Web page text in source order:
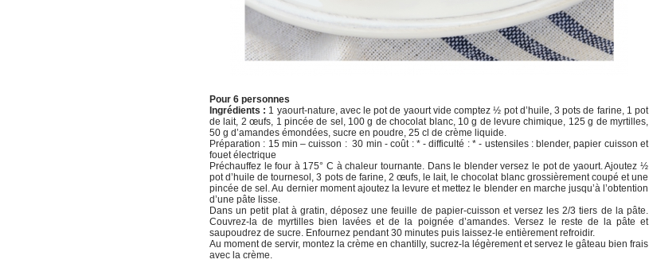
Pour 6 personnes
Ingrédients : 1 yaourt-nature, avec le pot de yaourt vide comptez ½ pot d’huile, 3 pots de farine, 1 pot
de lait, 2 œufs, 1 pincée de sel, 100 g de chocolat blanc, 10 g de levure chimique, 125 g de myrtilles,
50 g d’amandes émondées, sucre en poudre, 25 cl de crème liquide.
Préparation : 15 min – cuisson : 30 min - coût : * - difficulté : * - ustensiles : blender, papier cuisson et
fouet électrique
Préchauffez le four à 175° C à chaleur tournante. Dans le blender versez le pot de yaourt. Ajoutez ½
pot d’huile de tournesol, 3 pots de farine, 2 œufs, le lait, le chocolat blanc grossièrement coupé et une
pincée de sel. Au dernier moment ajoutez la levure et mettez le blender en marche jusqu’à l’obtention
d’une pâte lisse.
Dans un petit plat à gratin, déposez une feuille de papier-cuisson et versez les 2/3 tiers de la pâte.
Couvrez-la de myrtilles bien lavées et de la poignée d’amandes. Versez le reste de la pâte et
saupoudrez de sucre. Enfournez pendant 30 minutes puis laissez-le entièrement refroidir.
Au moment de servir, montez la crème en chantilly, sucrez-la légèrement et servez le gâteau bien frais
avec la crème.